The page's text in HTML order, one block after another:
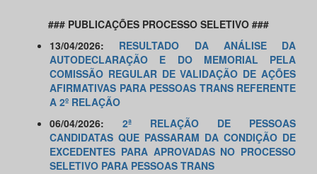
### PUBLICAÇÕES PROCESSO SELETIVO ###
​13/04/2026: RESULTADO DA ANÁLISE DA
AUTODECLARAÇÃO E DO MEMORIAL PELA
COMISSÃO REGULAR DE VALIDAÇÃO DE AÇÕES
AFIRMATIVAS PARA PESSOAS TRANS REFERENTE
A 2º RELAÇÃO
06/04/2026: 2ª RELAÇÃO DE PESSOAS
CANDIDATAS QUE PASSARAM DA CONDIÇÃO DE
EXCEDENTES PARA APROVADAS NO PROCESSO
SELETIVO PARA PESSOAS TRANS